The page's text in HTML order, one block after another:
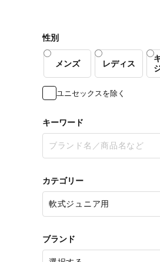
性別
メンズ レディス
ユニセックスを除く
キーワード
カテゴリー
ブランド